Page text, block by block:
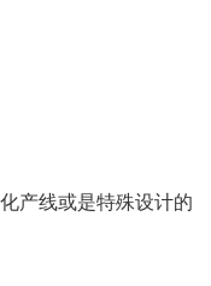
产线或是特殊设计的